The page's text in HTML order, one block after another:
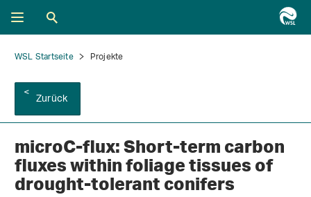
WSL Startseite Projekte
Zurück
microC-flux: Short-term carbon
fluxes within foliage tissues of
drought-tolerant conifers